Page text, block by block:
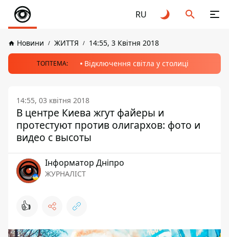
RU
Новини ЖИТТЯ 14:55, 3 Квітня 2018
ТОПТЕМА: Відключення світла у столиці
14:55, 03 квітня 2018
В центре Киева жгут файеры и
протестуют против олигархов: фото и
видео с высоты
Інформатор Дніпро
ЖУРНАЛІСТ
👍